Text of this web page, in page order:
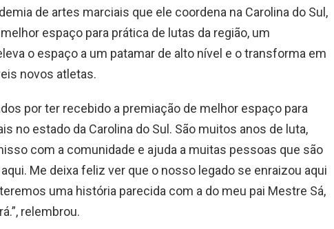
de artes marciais que ele coordena na Carolina do Sul,
espaço para prática de lutas da região, um
o espaço a um patamar de alto nível e o transforma em
novos atletas.
por ter recebido a premiação de melhor espaço para
no estado da Carolina do Sul. São muitos anos de luta,
com a comunidade e ajuda a muitas pessoas que são
Me deixa feliz ver que o nosso legado se enraizou aqui
uma história parecida com a do meu pai Mestre Sá,
relembrou.